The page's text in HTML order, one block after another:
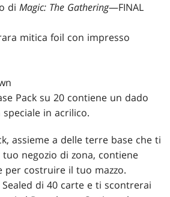
diMagic: The Gathering—FINAL
mitica foil con impresso
Pack su 20 contiene un dado
speciale in acrilico.
assieme a delle terre base che ti
negozio di zona, contiene
per costruire il tuo mazzo.
di 40 carte e ti scontrerai